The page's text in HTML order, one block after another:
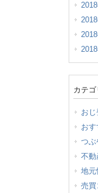
カテゴ
おじ
おす
つぶ
不動
地元
売買